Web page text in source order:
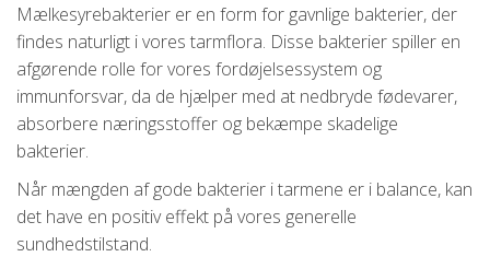
Mælkesyrebakterier er en form for gavnlige bakterier, der
findes naturligt i vores tarmflora. Disse bakterier spiller en
afgørende rolle for vores fordøjelsessystem og
immunforsvar, da de hjælper med at nedbryde fødevarer,
absorbere næringsstoffer og bekæmpe skadelige
bakterier.
Når mængden af gode bakterier i tarmene er i balance, kan
det have en positiv effekt på vores generelle
sundhedstilstand.